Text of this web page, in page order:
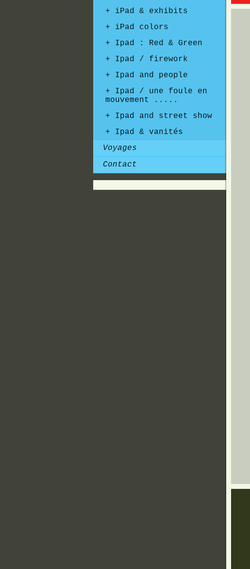
iPad & exhibits
iPad colors
Ipad : Red & Green
Ipad / firework
Ipad and people
Ipad / une foule en
mouvement .....
Ipad and street show
Ipad & vanités
Voyages
Contact